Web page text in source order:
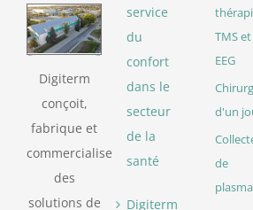
Digiterm
conçoit,
fabrique et
commercialise
des
solutions de
service
du
confort
dans le
secteur
de la
santé
Digiterm
TMS et
EEG
d'un
de
plasma